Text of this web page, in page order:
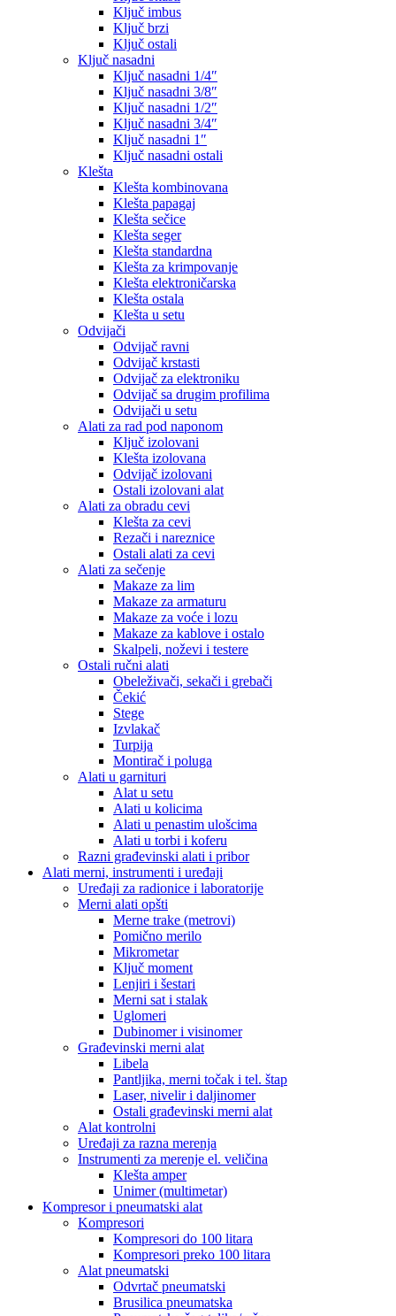
Ključ imbus
Ključ brzi
Ključ ostali
Ključ nasadni
Ključ nasadni 1/4″
Ključ nasadni 3/8″
Ključ nasadni 1/2″
Ključ nasadni 3/4″
Ključ nasadni 1″
Ključ nasadni ostali
Klešta
Klešta kombinovana
Klešta papagaj
Klešta sečice
Klešta seger
Klešta standardna
Klešta za krimpovanje
Klešta elektroničarska
Klešta ostala
Klešta u setu
Odvijači
Odvijač ravni
Odvijač krstasti
Odvijač za elektroniku
Odvijač sa drugim profilima
Odvijači u setu
Alati za rad pod naponom
Ključ izolovani
Klešta izolovana
Odvijač izolovani
Ostali izolovani alat
Alati za obradu cevi
Klešta za cevi
Rezači i nareznice
Ostali alati za cevi
Alati za sečenje
Makaze za lim
Makaze za armaturu
Makaze za voće i lozu
Makaze za kablove i ostalo
Skalpeli, noževi i testere
Ostali ručni alati
Obeleživači, sekači i grebači
Čekić
Stege
Izvlakač
Turpija
Montirač i poluga
Alati u garnituri
Alat u setu
Alati u kolicima
Alati u penastim ulošcima
Alati u torbi i koferu
Razni građevinski alati i pribor
Alati merni, instrumenti i uređaji
Uređaji za radionice i laboratorije
Merni alati opšti
Merne trake (metrovi)
Pomično merilo
Mikrometar
Ključ moment
Lenjiri i šestari
Merni sat i stalak
Uglomeri
Dubinomer i visinomer
Građevinski merni alat
Libela
Pantljika, merni točak i tel. štap
Laser, nivelir i daljinomer
Ostali građevinski merni alat
Alat kontrolni
Uređaji za razna merenja
Instrumenti za merenje el. veličina
Klešta amper
Unimer (multimetar)
Kompresor i pneumatski alat
Kompresori
Kompresori do 100 litara
Kompresori preko 100 litara
Alat pneumatski
Odvrtač pneumatski
Brusilica pneumatska